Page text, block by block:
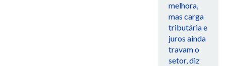
melhora,
mas carga
tributária e
juros ainda
travam o
setor, diz